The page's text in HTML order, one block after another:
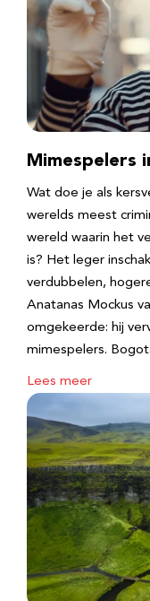
Mimespelers
Wat doe je als
werelds meest
wereld waarin het
is? Het leger
verdubbelen,
Anatanas Mockus
omgekeerde: hij
mimespelers.
Lees meer